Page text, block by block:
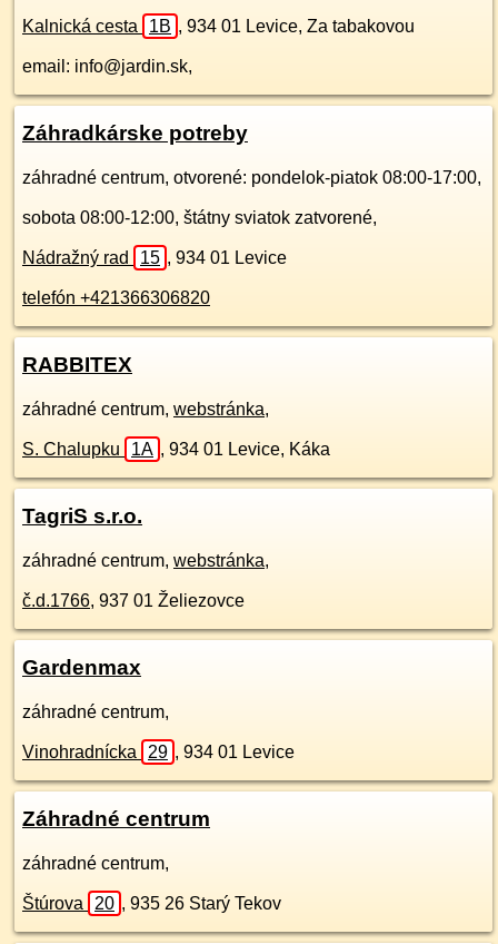
Kalnická cesta 1B , 934 01 Levice, Za tabakovou
email: info@jardin.sk,
Záhradkárske potreby
záhradné centrum, otvorené: pondelok-piatok 08:00-17:00,
sobota 08:00-12:00, štátny sviatok zatvorené,
Nádražný rad 15 , 934 01 Levice
telefón +421366306820
RABBITEX
záhradné centrum, webstránka,
S. Chalupku 1A , 934 01 Levice, Káka
TagriS s.r.o.
záhradné centrum, webstránka,
č.d.1766, 937 01 Želiezovce
Gardenmax
záhradné centrum,
Vinohradnícka 29 , 934 01 Levice
Záhradné centrum
záhradné centrum,
Štúrova 20 , 935 26 Starý Tekov